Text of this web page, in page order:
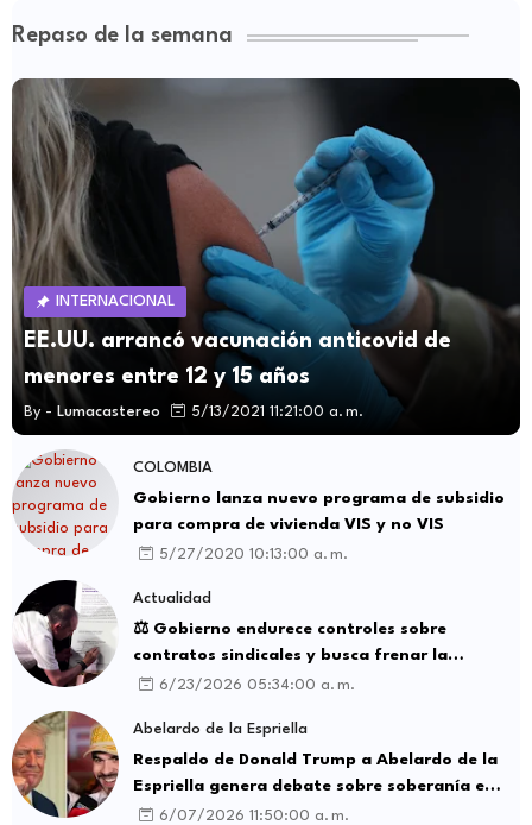
Repaso de la semana
INTERNACIONAL
EE.UU. arrancó vacunación anticovid de
menores entre 12 y 15 años
By - Lumacastereo 5/13/2021 11:21:00 a. m.
COLOMBIA
Gobierno lanza nuevo programa de subsidio
para compra de vivienda VIS y no VIS
5/27/2020 10:13:00 a. m.
Actualidad
⚖️ Gobierno endurece controles sobre
contratos sindicales y busca frenar la
intermediación laboral ilegal
6/23/2026 05:34:00 a. m.
Abelardo de la Espriella
Respaldo de Donald Trump a Abelardo de la
Espriella genera debate sobre soberanía e
influencia internacional
6/07/2026 11:50:00 a. m.